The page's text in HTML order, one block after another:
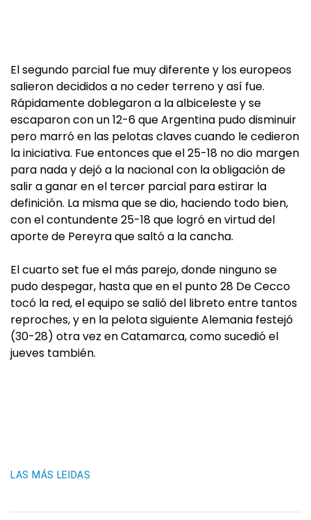
El segundo parcial fue muy diferente y los europeos
salieron decididos a no ceder terreno y así fue.
Rápidamente doblegaron a la albiceleste y se
escaparon con un 12-6 que Argentina pudo disminuir
pero marró en las pelotas claves cuando le cedieron
la iniciativa. Fue entonces que el 25-18 no dio margen
para nada y dejó a la nacional con la obligación de
salir a ganar en el tercer parcial para estirar la
definición. La misma que se dio, haciendo todo bien,
con el contundente 25-18 que logró en virtud del
aporte de Pereyra que saltó a la cancha.
El cuarto set fue el más parejo, donde ninguno se
pudo despegar, hasta que en el punto 28 De Cecco
tocó la red, el equipo se salió del libreto entre tantos
reproches, y en la pelota siguiente Alemania festejó
(30-28) otra vez en Catamarca, como sucedió el
jueves también.
LAS MÁS LEIDAS